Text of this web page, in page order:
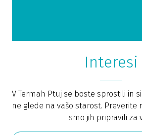
Interesi
V Termah Ptuj se boste sprostili in
ne glede na vašo starost. Preverite
smo jih pripravili za